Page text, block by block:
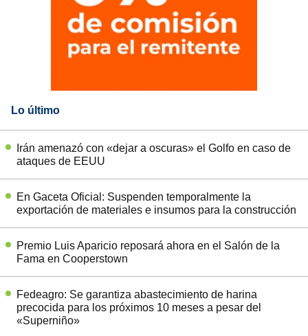
Lo último
Irán amenazó con «dejar a oscuras» el Golfo en caso de
ataques de EEUU
En Gaceta Oficial: Suspenden temporalmente la
exportación de materiales e insumos para la construcción
Premio Luis Aparicio reposará ahora en el Salón de la
Fama en Cooperstown
Fedeagro: Se garantiza abastecimiento de harina
precocida para los próximos 10 meses a pesar del
«Superniño»